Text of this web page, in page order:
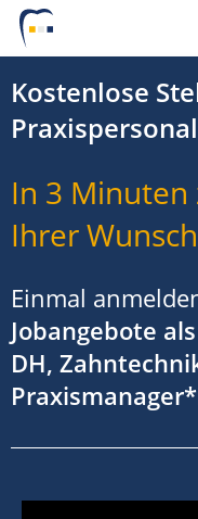
Kostenlose
Praxispersonal
In 3 Minuten
Ihrer
Einmal
Jobangebote
DH,